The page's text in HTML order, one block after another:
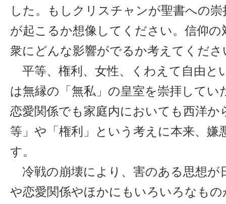
した。もしクリスチャンが聖書への
が起こるか想像してください。信仰
衆にどんな影響がでるか考えてくださ
平等、権利、女性、くわえて自由と
は無縁の「無私」の皇室を崇拝してい
恋愛関係でも家庭内においても西洋か
等」や「権利」という考えに本来、嫌
す。
冷戦の崩壊により、害のある思想が
や恋愛関係やほかにもいろいろなも